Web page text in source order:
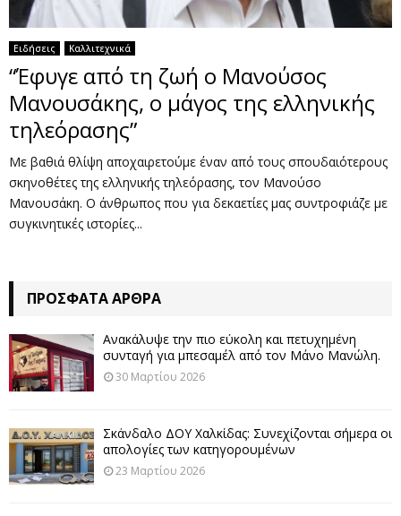
Ειδήσεις Καλλιτεχνικά
“Έφυγε από τη ζωή ο Μανούσος
Μανουσάκης, ο μάγος της ελληνικής
τηλεόρασης”
Με βαθιά θλίψη αποχαιρετούμε έναν από τους σπουδαιότερους
σκηνοθέτες της ελληνικής τηλεόρασης, τον Μανούσο
Μανουσάκη. Ο άνθρωπος που για δεκαετίες μας συντροφιάζε με
συγκινητικές ιστορίες...
ΠΡΌΣΦΑΤΑ ΆΡΘΡΑ
Ανακάλυψε την πιο εύκολη και πετυχημένη
συνταγή για μπεσαμέλ από τον Μάνο Μανώλη.
30 Μαρτίου 2026
Σκάνδαλο ΔΟΥ Χαλκίδας: Συνεχίζονται σήμερα οι
απολογίες των κατηγορουμένων
23 Μαρτίου 2026